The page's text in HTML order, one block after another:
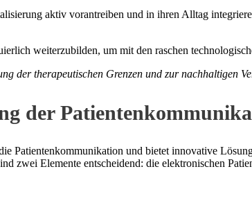
aktiv vorantreiben und in ihren Alltag
weiterzubilden, um mit den raschen
der therapeutischen Grenzen und zur nachhaltigen
der
Patientenkommunikation und bietet innovative
zwei Elemente entscheidend: die elektronischen